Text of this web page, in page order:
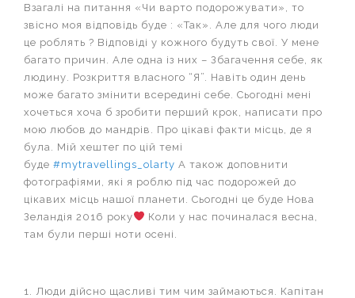
Взагалі на питання «Чи варто подорожувати», то
звісно моя відповідь буде : «Так». Але для чого люди
це роблять ? Відповіді у кожного будуть свої. У мене
багато причин. Але одна із них – Збагачення себе, як
людину. Розкриття власного “Я”. Навіть один день
може багато змінити всередині себе. Сьогодні мені
хочеться хоча б зробити перший крок, написати про
мою любов до мандрів. Про цікаві факти місць, де я
була. Мій хештег по цій темі
буде #mytravellings_olarty А також доповнити
фотографіями, які я роблю під час подорожей до
цікавих місць нашої планети. Сьогодні це буде Нова
Зеландія 2016 року
Коли у нас починалася весна,
там були перші ноти осені.
1. Люди дійсно щасливі тим чим займаються. Капітан